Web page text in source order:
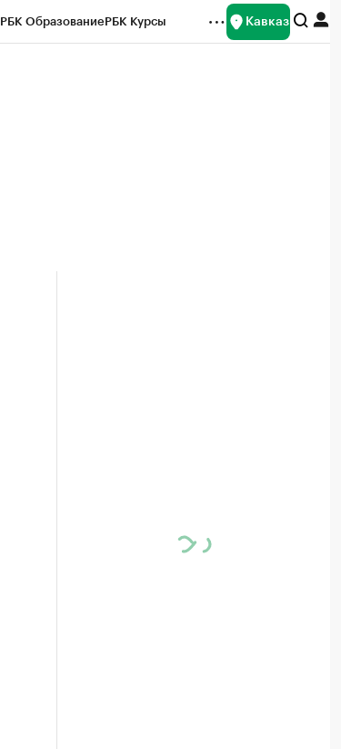
РБК ОбразованиеРБК Курсы Кавказ